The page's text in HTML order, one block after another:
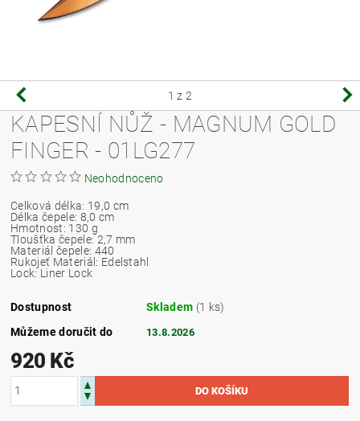
1 z 2
KAPESNÍ NŮŽ - MAGNUM GOLD
FINGER - 01LG277
Neohodnoceno
Celková délka: 19,0 cm
Délka čepele: 8,0 cm
Hmotnost: 130 g
Tloušťka čepele: 2,7 mm
Materiál čepele: 440
Rukojeť Materiál: Edelstahl
Lock: Liner Lock
Dostupnost Skladem (1 ks)
Můžeme doručit do
13.8.2026
920 Kč